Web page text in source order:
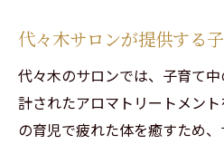
代々木サロンが提供する
代々木のサロンでは、子育て
計されたアロマトリートメン
の育児で疲れた体を癒すため